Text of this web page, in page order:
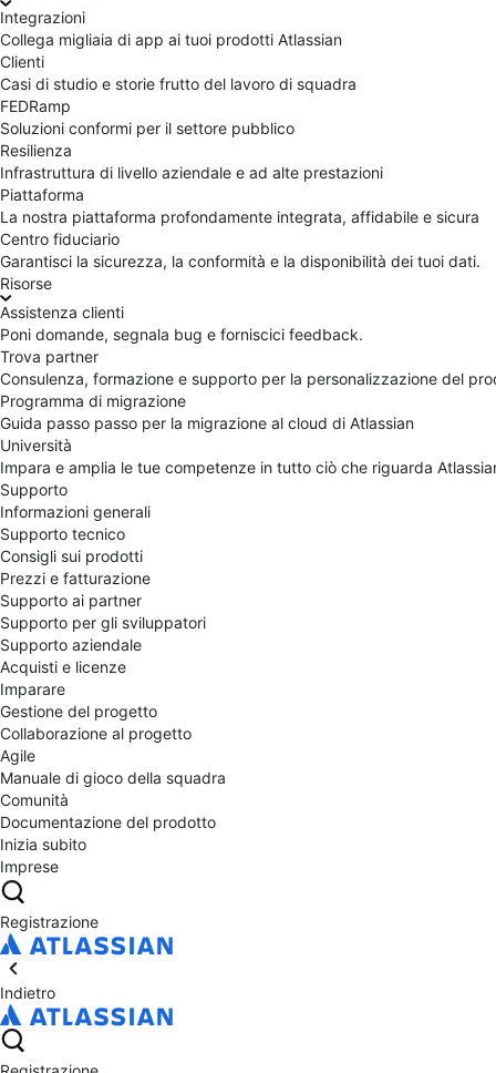
Integrazioni
Collega migliaia di app ai tuoi prodotti Atlassian
Clienti
Casi di studio e storie frutto del lavoro di squadra
FEDRamp
Soluzioni conformi per il settore pubblico
Resilienza
Infrastruttura di livello aziendale e ad alte prestazioni
Piattaforma
La nostra piattaforma profondamente integrata, affidabile e sicura
Centro fiduciario
Garantisci la sicurezza, la conformità e la disponibilità dei tuoi dati.
Risorse
Assistenza clienti
Poni domande, segnala bug e forniscici feedback.
Trova partner
Consulenza, formazione e supporto per la personalizzazione del
Programma di migrazione
Guida passo passo per la migrazione al cloud di Atlassian
Università
Impara e amplia le tue competenze in tutto ciò che riguarda
Supporto
Informazioni generali
Supporto tecnico
Consigli sui prodotti
Prezzi e fatturazione
Supporto ai partner
Supporto per gli sviluppatori
Supporto aziendale
Acquisti e licenze
Imparare
Gestione del progetto
Collaborazione al progetto
Agile
Manuale di gioco della squadra
Comunità
Documentazione del prodotto
Inizia subito
Imprese
Registrazione
Indietro